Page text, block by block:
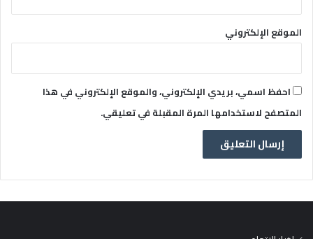
الموقع الإلكتروني
احفظ اسمي، بريدي الإلكتروني، والموقع الإلكتروني في هذا
المتصفح لاستخدامها المرة المقبلة في تعليقي.